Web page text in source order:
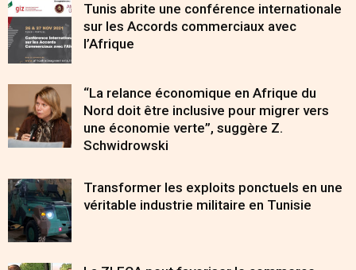
Tunis abrite une conférence internationale
sur les Accords commerciaux avec
l’Afrique
“La relance économique en Afrique du
Nord doit être inclusive pour migrer vers
une économie verte”, suggère Z.
Schwidrowski
Transformer les exploits ponctuels en une
véritable industrie militaire en Tunisie